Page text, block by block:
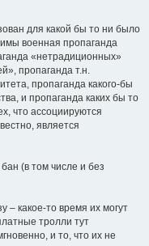
для какой бы то ни было
военная пропаганда
«нетрадиционных»
пропаганда т.н.
пропаганда какого-бы
и пропаганда каких бы то
что ассоциируются
является
(в том числе и без
– какое-то время их могут
тролли тут
и то, что их не